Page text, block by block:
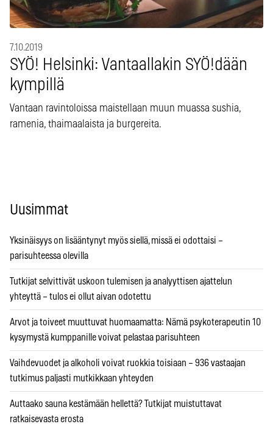
7.10.2019
SYÖ! Helsinki: Vantaallakin SYÖ!dään
kympillä
Vantaan ravintoloissa maistellaan muun muassa sushia,
ramenia, thaimaalaista ja burgereita.
Uusimmat
Yksinäisyys on lisääntynyt myös siellä, missä ei odottaisi –
parisuhteessa olevilla
Tutkijat selvittivät uskoon tulemisen ja analyyttisen ajattelun
yhteyttä – tulos ei ollut aivan odotettu
Arvot ja toiveet muuttuvat huomaamatta: Nämä psykoterapeutin 10
kysymystä kumppanille voivat pelastaa parisuhteen
Vaihdevuodet ja alkoholi voivat ruokkia toisiaan – 936 vastaajan
tutkimus paljasti mutkikkaan yhteyden
Auttaako sauna kestämään hellettä? Tutkijat muistuttavat
ratkaisevasta erosta